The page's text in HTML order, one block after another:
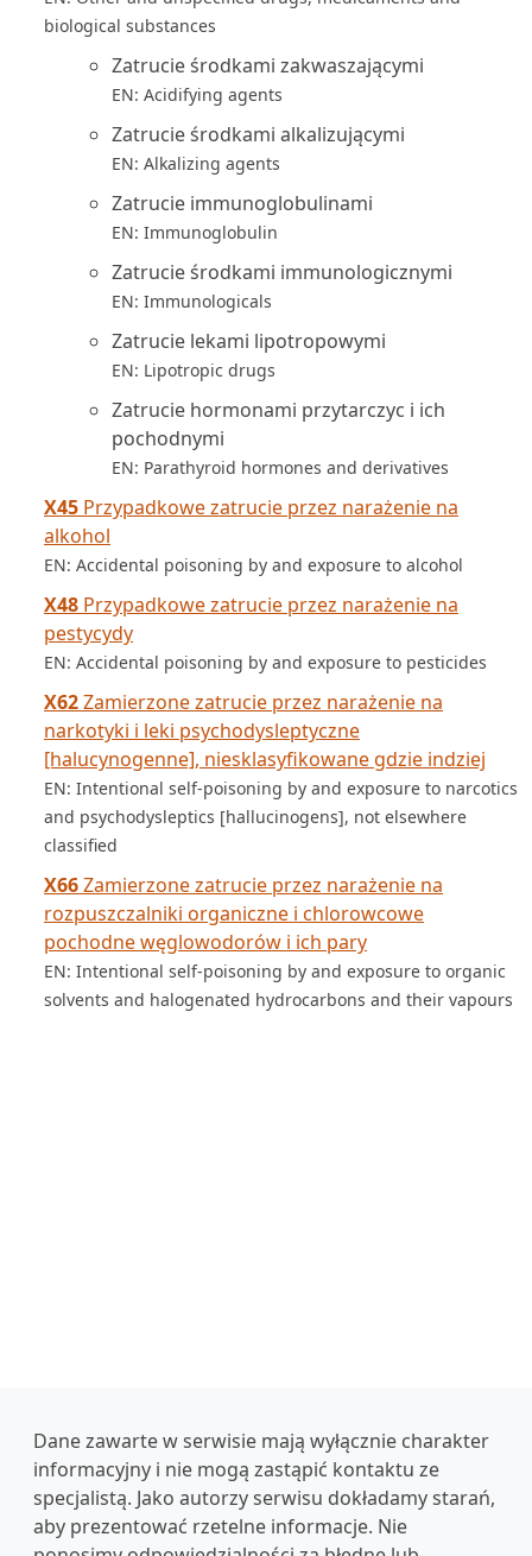
biological substances
Zatrucie środkami zakwaszającymi
EN: Acidifying agents
Zatrucie środkami alkalizującymi
EN: Alkalizing agents
Zatrucie immunoglobulinami
EN: Immunoglobulin
Zatrucie środkami immunologicznymi
EN: Immunologicals
Zatrucie lekami lipotropowymi
EN: Lipotropic drugs
Zatrucie hormonami przytarczyc i ich
pochodnymi
EN: Parathyroid hormones and derivatives
X45 Przypadkowe zatrucie przez narażenie na
alkohol
EN: Accidental poisoning by and exposure to alcohol
X48 Przypadkowe zatrucie przez narażenie na
pestycydy
EN: Accidental poisoning by and exposure to pesticides
X62Zamierzone zatrucie przez narażenie na
narkotyki i leki psychodysleptyczne
[halucynogenne], niesklasyfikowane gdzie indziej
EN: Intentional self-poisoning by and exposure to narcotics
and psychodysleptics [hallucinogens], not elsewhere
classified
X66Zamierzone zatrucie przez narażenie na
rozpuszczalniki organiczne i chlorowcowe
pochodne węglowodorów i ich pary
EN: Intentional self-poisoning by and exposure to organic
solvents and halogenated hydrocarbons and their vapours
Dane zawarte w serwisie mają wyłącznie charakter
informacyjny i nie mogą zastąpić kontaktu ze
specjalistą. Jako autorzy serwisu dokładamy starań,
aby prezentować rzetelne informacje. Nie